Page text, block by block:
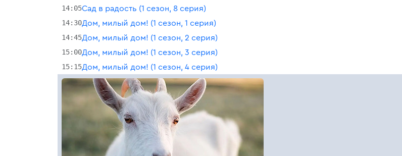
14:05Сад в радость (1 сезон, 8 серия)
14:30Дом, милый дом! (1 сезон, 1 серия)
14:45Дом, милый дом! (1 сезон, 2 серия)
15:00Дом, милый дом! (1 сезон, 3 серия)
15:15Дом, милый дом! (1 сезон, 4 серия)